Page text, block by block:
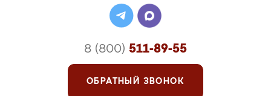
8 (800) 511-89-55
ОБРАТНЫЙ ЗВОНОК